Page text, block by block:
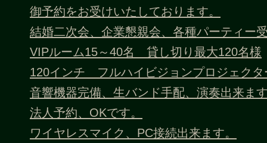
御予約をお受けいたしております。
結婚二次会、企業懇親会、各種パーティー
VIPルーム15～40名 貸し切り最大120名様
120インチ フルハイビジョンプロジェクタ
音響機器完備、生バンド手配、演奏出来ま
法人予約、OKです。
ワイヤレスマイク、PC接続出来ます。